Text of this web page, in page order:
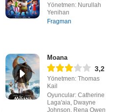
Yönetmen: Nurullah
Yenihan
Fragman
Moana
3,2
Yönetmen: Thomas
Kail
Oyuncular: Catherine
Laga'aia, Dwayne
Johnson, Rena Owen